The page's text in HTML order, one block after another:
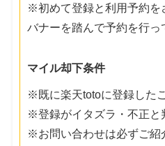
※初めて登録と利用予約を
バナーを踏んで予約を行っ
マイル却下条件
※既に楽天totoに登録した
※登録がイタズラ・不正と
※お問い合わせは必ずご紹